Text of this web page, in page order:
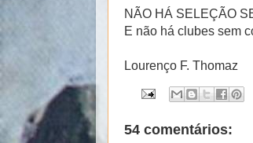
NÃO HÁ SELEÇÃO
E não há clubes sem
Lourenço F. Thomaz
54 comentários: